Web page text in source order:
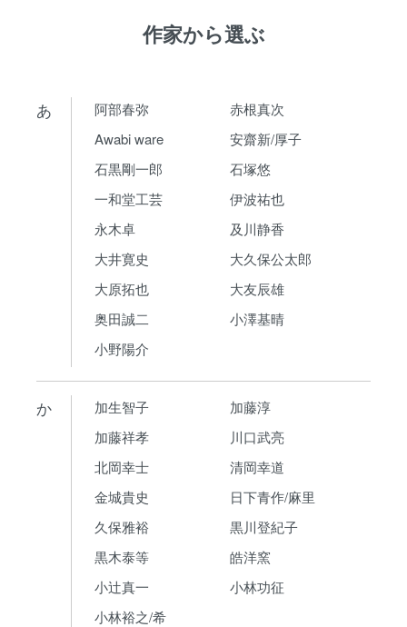
作家から選ぶ
あ 阿部春弥
赤根真次
Awabi ware
安齋新/厚子
石黒剛一郎
石塚悠
一和堂工芸
伊波祐也
永木卓
及川静香
大井寛史
大久保公太郎
大原拓也
大友辰雄
奥田誠二
小澤基晴
小野陽介
か 加生智子
加藤淳
加藤祥孝
川口武亮
北岡幸士
清岡幸道
金城貴史
日下青作/麻里
久保雅裕
黒川登紀子
黒木泰等
皓洋窯
小辻真一
小林功征
小林裕之/希